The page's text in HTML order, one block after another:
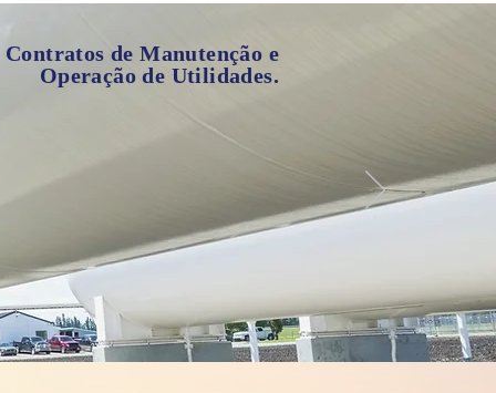
Contratos de Manutenção e
Operação de Utilidades.